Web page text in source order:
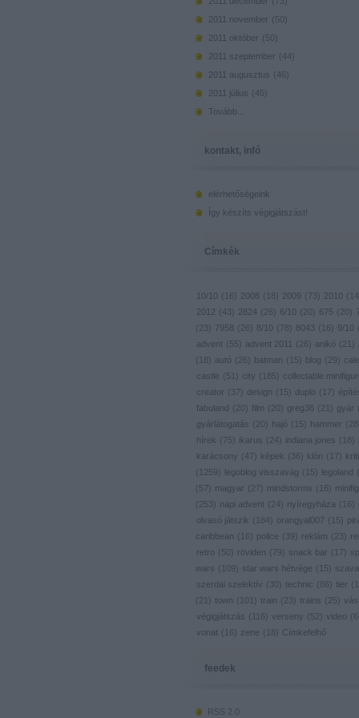
2011 november ( 50)
2011 október ( 50)
2011 szeptember ( 44)
2011 augusztus ( 46 )
2011 július ( 45)
Tovább
kontakt, infó
elérhetőségeink
Így készíts végigjátszást!
Címkék
10/10 ( 16 ) 2008 ( 18 ) 2009 ( 73) 2010 (
2012 ( 43) 2824 ( 26 ) 6/10 ( 20) 675 ( 20)
( 23) 7958 ( 26 ) 8/10 ( 78 ) 8043 ( 16 ) 9/10 (
advent ( 55) advent 2011 ( 26 ) anikó ( 21 )
(
18 ) autó ( 26 ) batman ( 15) blog ( 29)
castle ( 51 ) city ( 185) collectable
creator ( 37) design ( 15) duplo ( 17)
fabuland ( 20) film ( 20) greg36 ( 21 ) gyár (
gyárlátogatás ( 20) hajó ( 15) hammer ( 28
hírek ( 75) ikarus ( 24) indiana jones ( 18 )
karácsony ( 47) képek ( 36 ) klón ( 17)
(
1259) legoblog visszavág ( 15) legoland (
( 57) magyar ( 27) mindstorms ( 16 ) minifig
( 253) napi advent ( 24) nyíregyháza ( 16 )
olvasó játszik ( 184) orangyal007 ( 15)
caribbean ( 16 ) police ( 39) reklám ( 23)
retro ( 50) röviden ( 79) snack bar ( 17)
wars ( 109) star wars hétvége ( 15)
szerdai szelektív ( 30) technic ( 86 ) tier (
( 21 ) town ( 101 ) train ( 23) trains ( 25)
végigjátszás ( 116 ) verseny ( 52) video (
vonat ( 16 ) zene ( 18 ) Címkefelhő
feedek
RSS 2.0